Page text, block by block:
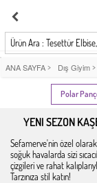
Ürün Ara : Tesettür
ANA SAYFA > Dış Giyim >
Polar
YENI SEZON
Sefamerve'nin özel
soğuk havalarda sizi
çizgileri ve rahat
Tarzınıza stil katın!